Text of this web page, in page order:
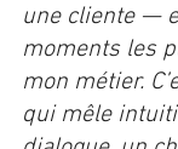
une cliente —
moments les
mon métier.
qui mêle